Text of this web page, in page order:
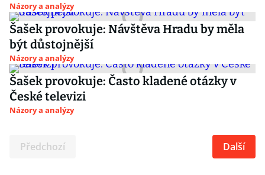
Názory a analýzy
Šašek provokuje: Návštěva Hradu by měla
být důstojnější
Názory a analýzy
Šašek provokuje: Často kladené otázky v
České televizi
Názory a analýzy
Předchozí Další